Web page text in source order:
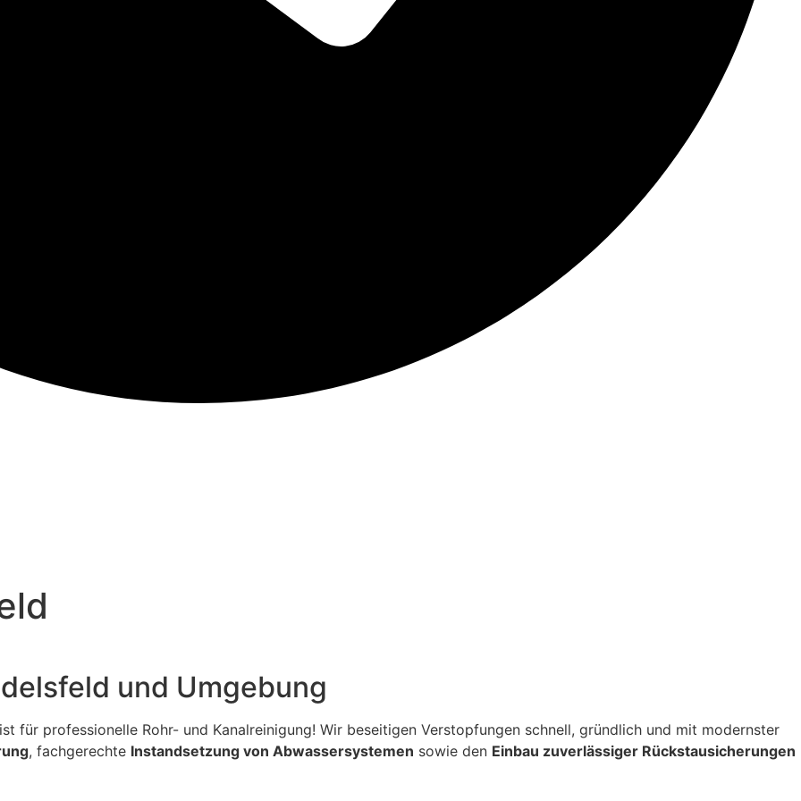
und Umgebung
für professionelle Rohr- und Kanalreinigung! Wir beseitigen Verstopfungen schnell, gründlich und mit modernster
, fachgerechte Instandsetzung von Abwassersystemen sowie den Einbau zuverlässiger Rückstausicherungen